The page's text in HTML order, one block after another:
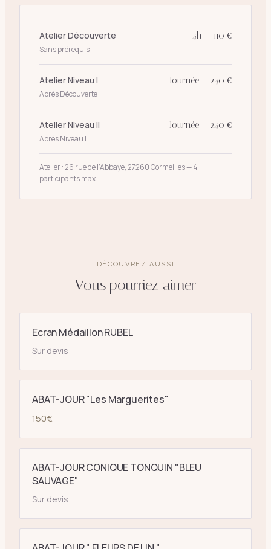
Atelier Découverte
Sans prérequis
4h — 110 €
Atelier Niveau I
Après Découverte
Journée — 240 €
Atelier Niveau II
Après Niveau I
Journée — 240 €
Atelier : 26 rue de l’Abbaye, 27260 Cormeilles — 4
participants max.
DÉCOUVREZ AUSSI
Vous pourriez aimer
Ecran Médaillon RUBEL
Sur devis
ABAT-JOUR "Les Marguerites"
150€
ABAT-JOUR CONIQUE TONQUIN "BLEU
SAUVAGE"
Sur devis